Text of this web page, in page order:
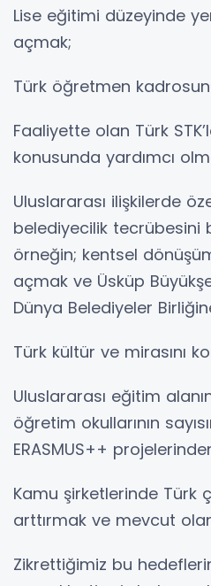
Lise eğitimi düzeyinde
açmak;
Türk öğretmen
Faaliyette olan Türk
konusunda yardımcı
Uluslararası ilişkilerde
belediyecilik tecrübesini
örneğin; kentsel
açmak ve Üsküp
Dünya Belediyeler
Türk kültür ve mirasını
Uluslararası eğitim
öğretim okullarının
ERASMUS++
Kamu şirketlerinde Türk
arttırmak ve mevcut
Zikrettiğimiz bu